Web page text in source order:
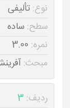
نوع: تألیفی
سطح: ساده
نمره: 3.00
مبحث:
ردیف: 3